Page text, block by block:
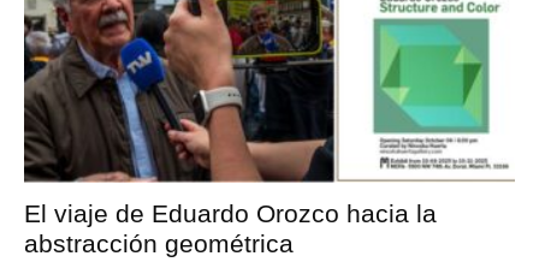
El viaje de Eduardo Orozco hacia la
abstracción geométrica